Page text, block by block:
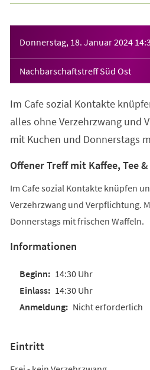
Donnerstag, 18. Januar 2024
Nachbarschaftstreff Süd Ost
Im Cafe sozial Kontakte
alles ohne Verzehrzwang und
mit Kuchen und Donnerstags
Offener Treff mit Kaffee, Tee
Im Cafe sozial Kontakte knüpfen
Verzehrzwang und Verpflichtung.
Donnerstags mit frischen Waffeln.
Informationen
14:30 Uhr
14:30 Uhr
Nicht erforderlich
Eintritt